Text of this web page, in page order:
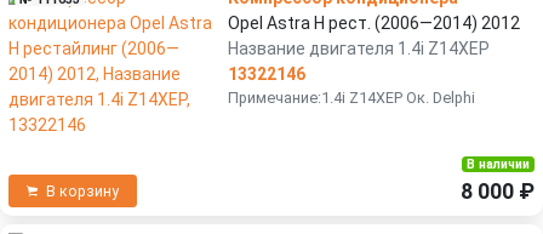
Opel Astra H рест. (2006—2014) 2012
Название двигателя 1.4i Z14XEP
13322146
Примечание:1.4i Z14XEP Ок. Delphi
В корзину
В наличии
8 000 ₽